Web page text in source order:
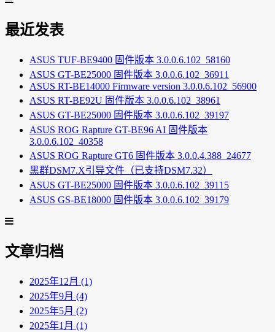
最近发表
ASUS TUF-BE9400 固件版本 3.0.0.6.102_58160
ASUS GT-BE25000 固件版本 3.0.0.6.102_36911
ASUS RT-BE14000 Firmware version 3.0.0.6.102_56900
ASUS RT-BE92U 固件版本 3.0.0.6.102_38961
ASUS GT-BE25000 固件版本 3.0.0.6.102_39197
ASUS ROG Rapture GT-BE96 AI 固件版本
3.0.0.6.102_40358
ASUS ROG Rapture GT6 固件版本 3.0.0.4.388_24677
黑群DSM7.X引导文件（已支持DSM7.32）
ASUS GT-BE25000 固件版本 3.0.0.6.102_39115
ASUS GS-BE18000 固件版本 3.0.0.6.102_39179
文章归档
2025年12月 (1)
2025年9月 (4)
2025年5月 (2)
2025年1月 (1)